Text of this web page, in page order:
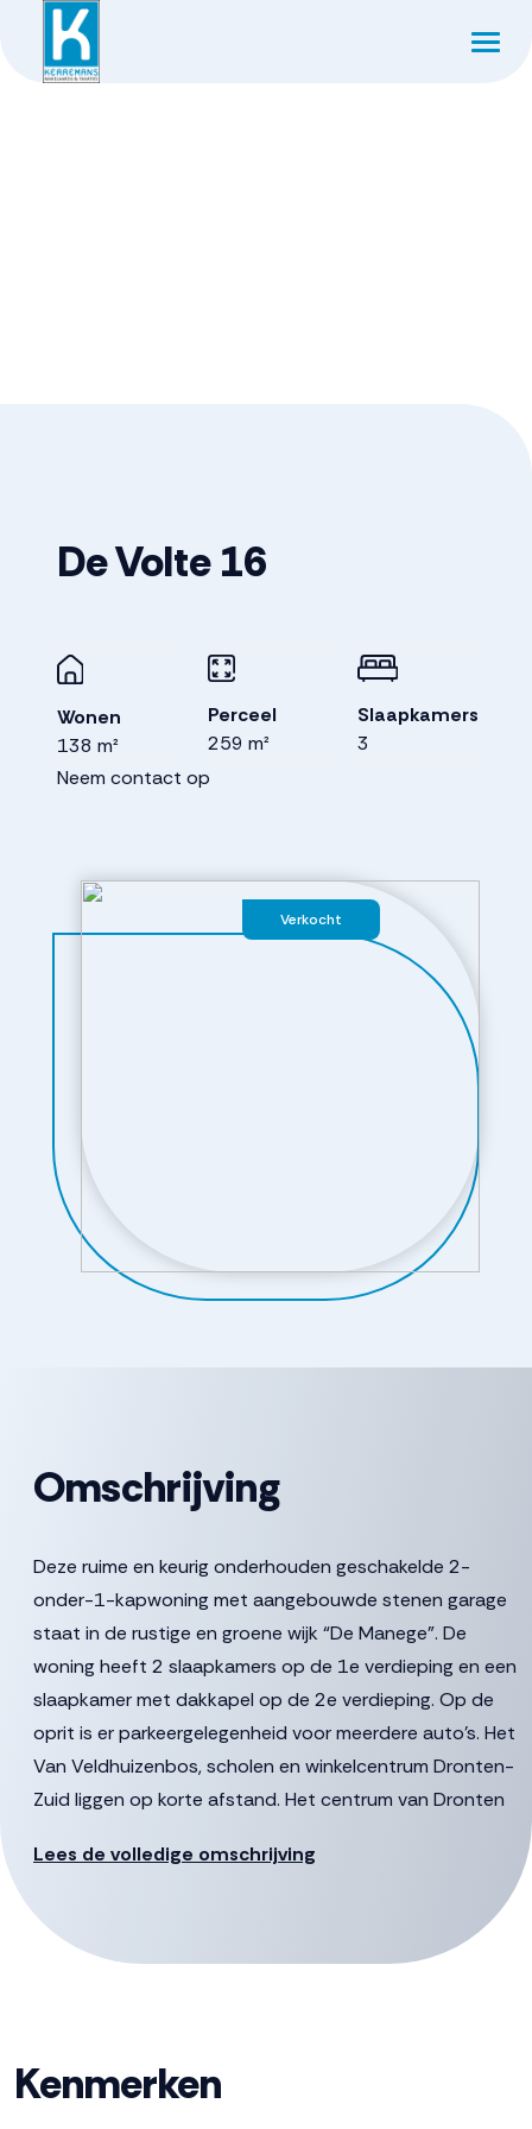
Verkocht
De Volte16
Wonen
138 m²
Perceel
259 m²
Slaapkamers
3
Neem contact op
Omschrijving
Deze ruime en keurig onderhouden geschakelde 2-
onder-1-kapwoning met aangebouwde stenen garage
staat in de rustige en groene wijk “De Manege”. De
woning heeft 2 slaapkamers op de 1e verdieping en een
slaapkamer met dakkapel op de 2e verdieping. Op de
oprit is er parkeergelegenheid voor meerdere auto’s. Het
Van Veldhuizenbos, scholen en winkelcentrum Dronten-
Zuid liggen op korte afstand. Het centrum van Dronten
biedingen vanaf €379.500,- k.k. zullen door verkoper in
behandeling genomen worden.
Via de entree heb je toegang tot de hal met garderobe,
meterkast, toilet, doorgang naar de woonkamer en
Lees de volledige omschrijving
Kenmerken